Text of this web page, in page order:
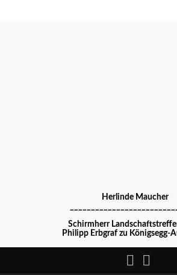
Herlinde Maucher
Schirmherr
Philipp Erbgraf zu Königsegg-